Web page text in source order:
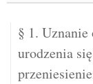
§ 1.
urodzenia